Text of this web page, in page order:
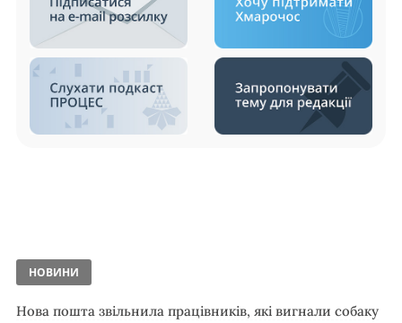
НОВИНИ
Нова пошта звільнила працівників, які вигнали собаку